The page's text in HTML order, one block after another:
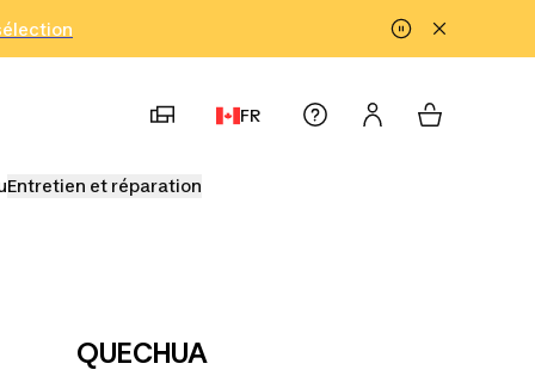
FR
Entretien et réparation
QUECHUA